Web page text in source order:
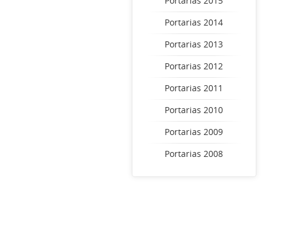
Portarias 2014
Portarias 2013
Portarias 2012
Portarias 2011
Portarias 2010
Portarias 2009
Portarias 2008